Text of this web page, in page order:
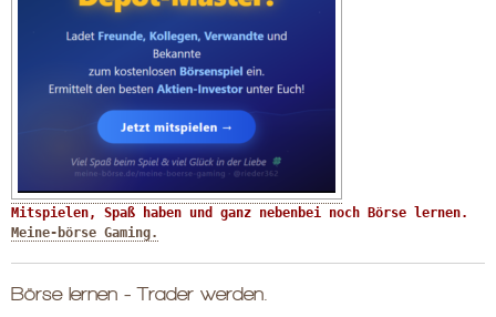
Meine-börse Gaming.
Börse lernen - Trader werden.